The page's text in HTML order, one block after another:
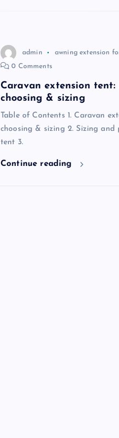
admin awning extension
0 Comments
Caravan extension
choosing & sizing
Table of Contents 1. Caravan
choosing & sizing 2. Sizing
tent 3.
Continue reading